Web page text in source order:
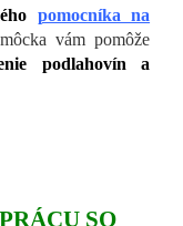
pomocníka na
vám pomôže
podlahovín a
SO